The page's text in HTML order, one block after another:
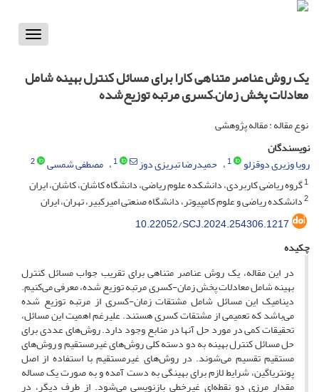
Toggle
یک روش عناصر متناهی کارا برای مسائل کنترل بهینه شامل
معادلات پخش زمان–کسری مرتبه توزیع‌شده
نوع مقاله : مقاله پژوهشی
نویسندگان
رویا وزیری دوقزلو
1 حمیدرضا تبریزی دوز 1 مصطفی شمسی
2
1گروه ریاضی کاربردی، دانشکده علوم ریاضی، دانشگاه کاشان، کاشان، ایران
2دانشکده ریاضی و علوم کامپیوتر، دانشگاه صنعتی امیرکبیر، تهران، ایران
10.22052/SCJ.2024.254306.1217
چکیده
در این مقاله، یک روش عناصر متناهی برای تقریب جواب مسائل کنترل
بهینه شامل معادلات پخش زمان-کسری مرتبه توزیع شده، معرفی می‌کنیم.
دینامیک این مسائل شامل مشتقات زمان-کسری از مرتبه توزیع شده
می‌باشد که تعمیمی از مشتقات کسری هستند. علیرغم اهمیت این مسائل،
تحقیقات کمی در مورد حل آنها در منابع وجود دارد. روش‌های عددی برای
حل مسائل کنترل بهینه به دو دسته کلی روش‌های غیرمستقیم و روش‌های
مستقیم تقسیم می‌شوند. در روش‌های غیرمستقیم با استفاده از اصل
پونتریاگین، شرایط لازم برای بهینگی به دست آمده و به صورت یک مساله
مقدار مرزی دو نقطه‌ای غیرخطی بازنویسی می‌شود. از طرف دیگر، در